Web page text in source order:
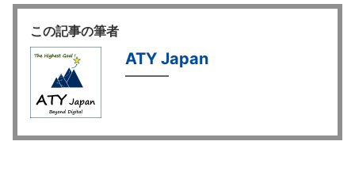
この記事の筆者
ATY Japan